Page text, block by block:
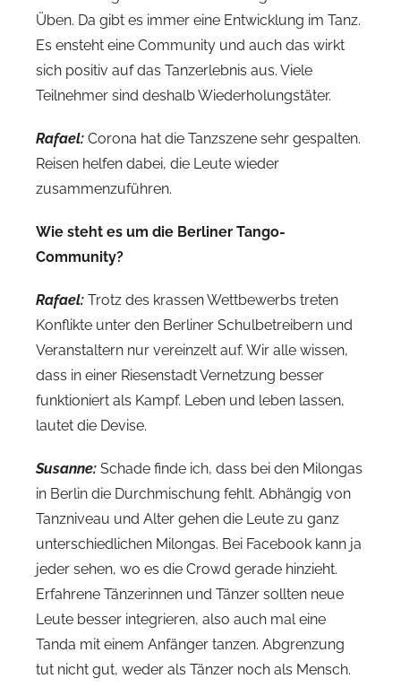
Üben. Da gibt es immer eine Entwicklung im Tanz.
Es ensteht eine Community und auch das wirkt
sich positiv auf das Tanzerlebnis aus. Viele
Teilnehmer sind deshalb Wiederholungstäter.
Rafael: Corona hat die Tanzszene sehr gespalten.
Reisen helfen dabei, die Leute wieder
zusammenzuführen.
Wie steht es um die Berliner Tango-
Community?
Rafael: Trotz des krassen Wettbewerbs treten
Konflikte unter den Berliner Schulbetreibern und
Veranstaltern nur vereinzelt auf. Wir alle wissen,
dass in einer Riesenstadt Vernetzung besser
funktioniert als Kampf. Leben und leben lassen,
lautet die Devise.
Susanne: Schade finde ich, dass bei den Milongas
in Berlin die Durchmischung fehlt. Abhängig von
Tanzniveau und Alter gehen die Leute zu ganz
unterschiedlichen Milongas. Bei Facebook kann ja
jeder sehen, wo es die Crowd gerade hinzieht.
Erfahrene Tänzerinnen und Tänzer sollten neue
Leute besser integrieren, also auch mal eine
Tanda mit einem Anfänger tanzen. Abgrenzung
tut nicht gut, weder als Tänzer noch als Mensch.